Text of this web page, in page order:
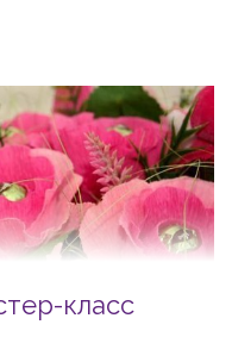
класс